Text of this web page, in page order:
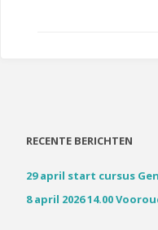
RECENTE BERICHTEN
29 april start cursus
8 april 2026 14.00